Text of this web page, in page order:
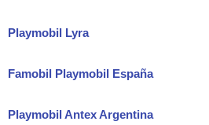
Playmobil Lyra
Famobil Playmobil España
Playmobil Antex Argentina